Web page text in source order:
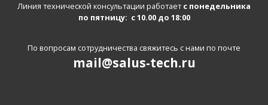
Линия технической консультации работаетс понедельника
по пятницу: с 10.00 до 18:00
По вопросам сотрудничества свяжитесь с нами по почте
mail@salus-tech.ru